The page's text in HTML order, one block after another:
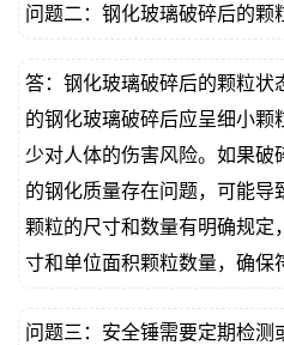
问题二：钢化玻璃破碎后的颗
答：钢化玻璃破碎后的颗粒状
的钢化玻璃破碎后应呈细小颗
少对人体的伤害风险。如果破
的钢化质量存在问题，可能导
颗粒的尺寸和数量有明确规定
寸和单位面积颗粒数量，确保
问题三：安全锤需要定期检测